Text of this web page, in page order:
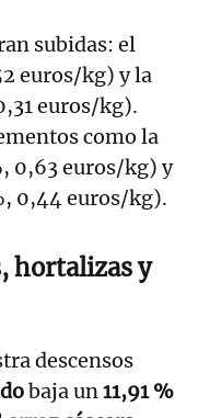
subidas: el
euros/kg) y la
euros/kg).
como la
0,63 euros/kg) y
0,44 euros/kg).
hortalizas y
descensos
baja un11,91 %